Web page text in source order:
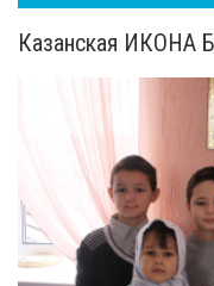
Казанская